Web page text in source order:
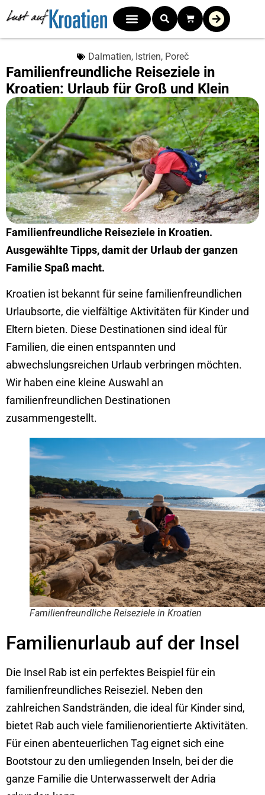
Dalmatien, Istrien, Poreč
Familienfreundliche Reiseziele in
Kroatien: Urlaub für Groß und Klein
Familienfreundliche Reiseziele in Kroatien.
Ausgewählte Tipps, damit der Urlaub der ganzen
Familie Spaß macht.
Kroatien ist bekannt für seine familienfreundlichen
Urlaubsorte, die vielfältige Aktivitäten für Kinder und
Eltern bieten. Diese Destinationen sind ideal für
Familien, die einen entspannten und
abwechslungsreichen Urlaub verbringen möchten.
Wir haben eine kleine Auswahl an
familienfreundlichen Destinationen
zusammengestellt.
Familienfreundliche Reiseziele in Kroatien
Familienurlaub auf der Insel
Die Insel Rab ist ein perfektes Beispiel für ein
familienfreundliches Reiseziel. Neben den
zahlreichen Sandstränden, die ideal für Kinder sind,
bietet Rab auch viele familienorientierte Aktivitäten.
Für einen abenteuerlichen Tag eignet sich eine
Bootstour zu den umliegenden Inseln, bei der die
ganze Familie die Unterwasserwelt der Adria